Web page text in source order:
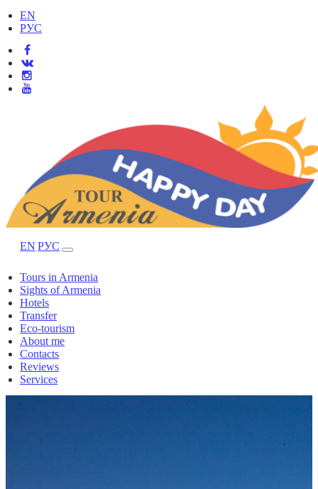
EN
РУС
EN РУС
Tours in Armenia
Sights of Armenia
Hotels
Transfer
Eco-tourism
About me
Contacts
Reviews
Services